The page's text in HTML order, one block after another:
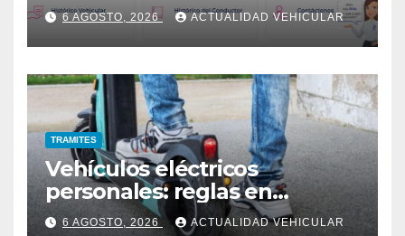
6 AGOSTO, 2026 ACTUALIDAD VEHICULAR
TRAMITES
Vehículos eléctricos
personales: reglas en
Colombia
6 AGOSTO, 2026 ACTUALIDAD VEHICULAR